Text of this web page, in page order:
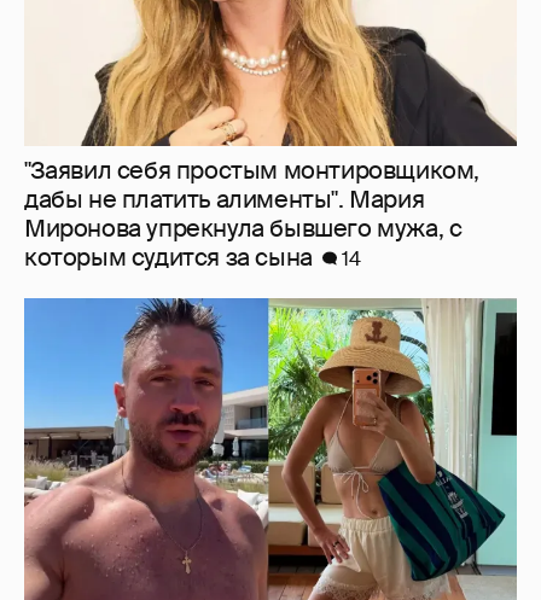
От Шанхая до Мальдив: как отдыхают
Сергей Лазарев с детьми, Ксения Собчак
и Наиля Аскер-заде
4